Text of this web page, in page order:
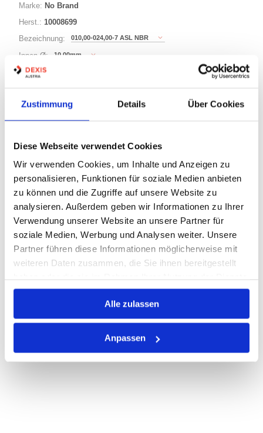
Zustimmung Details Über Cookies
Diese Webseite verwendet Cookies
Wir verwenden Cookies, um Inhalte und Anzeigen zu
personalisieren, Funktionen für soziale Medien anbieten
zu können und die Zugriffe auf unsere Website zu
analysieren. Außerdem geben wir Informationen zu Ihrer
Verwendung unserer Website an unsere Partner für
soziale Medien, Werbung und Analysen weiter. Unsere
Partner führen diese Informationen möglicherweise mit
weiteren Daten zusammen, die Sie ihnen bereitgestellt
gesammelt haben.
Alle zulassen
Anpassen
Marke: No Brand
Herst.: 10008699
Bezeichnung:
010,00-024,00-7 ASL NBR
Innen Ø: 10,00mm
Außen Ø:
STK Warenkorb
Auf Lager
Print
PRODUKTBESCHREIBUNG